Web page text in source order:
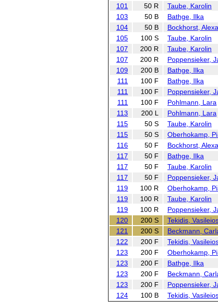
101
50 R
Taube, Karolin
103
50 B
Bathge, Ilka
104
50 B
Bockhorst,
105
100 S
Taube, Karolin
107
200 R
Taube, Karolin
107
200 R
Poppensieker,
109
200 B
Bathge, Ilka
111
100 F
Bathge, Ilka
111
100 F
Poppensieker,
111
100 F
Pohlmann, Lara
113
200 L
Pohlmann, Lara
115
50 S
Taube, Karolin
115
50 S
Oberhokamp,
116
50 F
Bockhorst,
117
50 F
Bathge, Ilka
117
50 F
Taube, Karolin
117
50 F
Poppensieker,
119
100 R
Oberhokamp,
119
100 R
Taube, Karolin
119
100 R
Poppensieker,
120
200 S
Tekidis,
121
200 S
Beckmann,
122
200 F
Tekidis,
123
200 F
Oberhokamp,
123
200 F
Bathge, Ilka
123
200 F
Beckmann,
123
200 F
Poppensieker,
124
100 B Tekidis,